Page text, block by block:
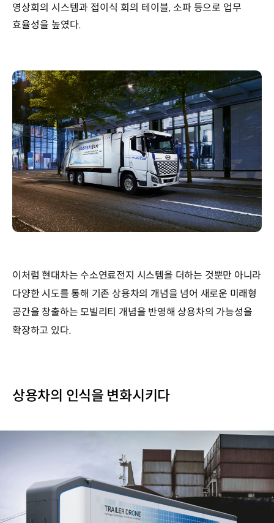
영상회의 시스템과 접이식 회의 테이블, 소파 등으로 업무
효율성을 높였다.
이처럼 현대차는 수소연료전지 시스템을 더하는 것뿐만 아니라
다양한 시도를 통해 기존 상용차의 개념을 넘어 새로운 미래형
공간을 창출하는 모빌리티 개념을 반영해 상용차의 가능성을
확장하고 있다.
상용차의 인식을 변화시키다